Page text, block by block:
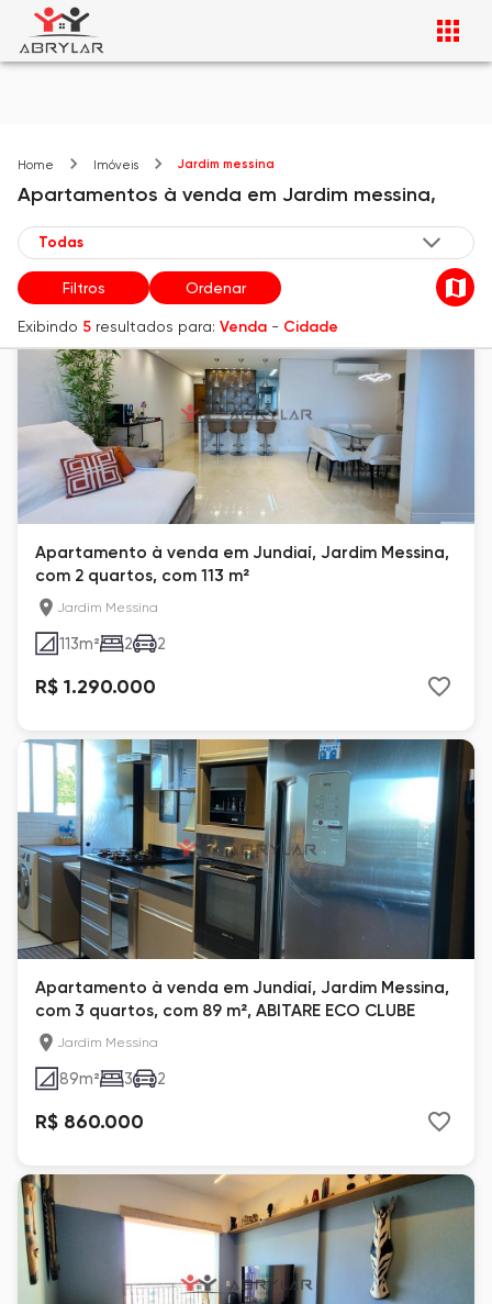
Home Imóveis Jardim messina
Apartamentos à venda em Jardim messina,
Filtros Ordenar
Exibindo 5 resultados para: Venda - Cidade
Apartamento à venda em Jundiaí, Jardim Messina,
com 2 quartos, com 113 m²
Jardim Messina
113m² 2 2
R$ 1.290.000
Apartamento à venda em Jundiaí, Jardim Messina,
com 3 quartos, com 89 m², ABITARE ECO CLUBE
Jardim Messina
89m² 3 2
R$ 860.000